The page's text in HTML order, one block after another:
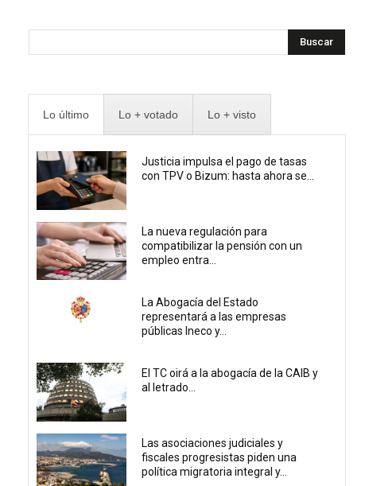
Buscar
Lo último Lo + votado Lo + visto
Justicia impulsa el pago de tasas
con TPV o Bizum: hasta ahora se...
La nueva regulación para
compatibilizar la pensión con un
empleo entra...
La Abogacía del Estado
representará a las empresas
públicas Ineco y...
El TC oirá a la abogacía de la CAIB y
al letrado...
Las asociaciones judiciales y
fiscales progresistas piden una
política migratoria integral y...